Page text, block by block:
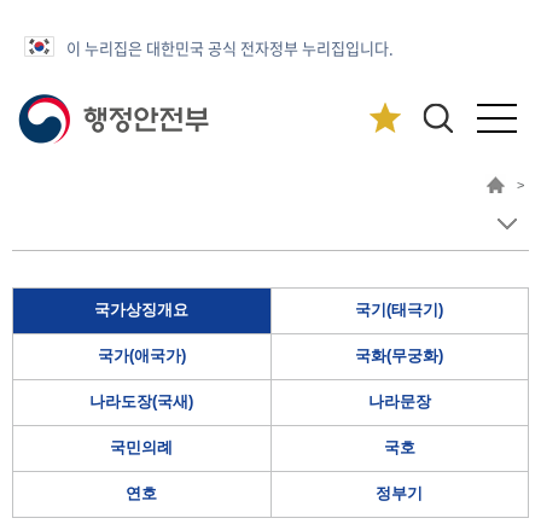
이 누리집은 대한민국 공식 전자정부 누리집입니다.
>
국가상징개요 국기(태극기)
국가(애국가) 국화(무궁화)
나라도장(국새) 나라문장
국민의례 국호
연호 정부기